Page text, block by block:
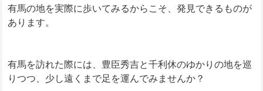
有馬の地を実際に歩いてみるからこそ、発見できるものが
あります。
有馬を訪れた際には、豊臣秀吉と千利休のゆかりの地を巡
りつつ、少し遠くまで足を運んでみませんか？